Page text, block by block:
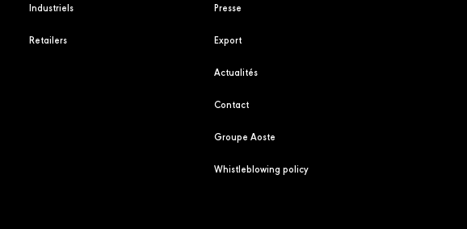
Industriels
Retailers
Presse
Export
Actualités
Contact
Groupe Aoste
Whistleblowing policy